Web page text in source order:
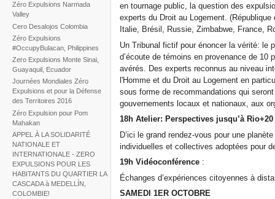
Zéro Expulsions Narmada
Valley
Cero Desalojos Colombia
Zéro Expulsions
#OccupyBulacan, Philippines
Zero Expulsions Monte Sinai,
Guayaquil, Ecuador
Journées Mondiales Zéro
Expulsions et pour la Défense
des Territoires 2016
Zéro Expulsion pour Pom
Mahakan
APPEL À LA SOLIDARITÉ
NATIONALE ET
INTERNATIONALE - ZERO
EXPULSIONS POUR LES
HABITANTS DU QUARTIER LA
CASCADA à MEDELLÍN,
COLOMBIE!
en tournage public, la question des
experts du Droit au Logement.
Italie, Brésil, Russie, Zimbabwe, France,
Un Tribunal fictif pour énoncer la vérité: le
d’écoute de témoins en provenance de
avérés. Des experts reconnus au niveau
l'Homme et du Droit au Logement en
sous forme de recommandations qui
gouvernements locaux et nationaux, aux
18h Atelier: Perspectives jusqu’à Rio+20
D’ici le grand rendez-vous pour une
individuelles et collectives adoptées pour
19h Vidéoconférence :
Échanges d’expériences citoyennes à
SAMEDI 1ER OCTOBRE